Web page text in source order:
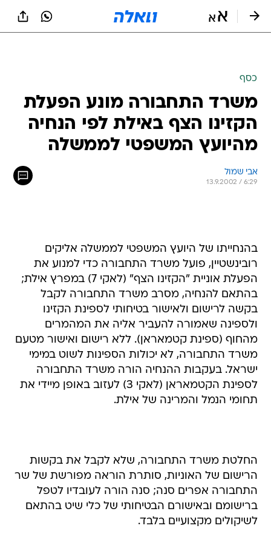
כסף
משרד התחבורה מונע הפעלת
הקזינו הצף באילת לפי הנחיה
מהיועץ המשפטי לממשלה
אבי שמול
13.9.2002 / 6:29
בהנחייתו של היועץ המשפטי לממשלה אליקים
רובינשטיין, פועל משרד התחבורה כדי למנוע את
הפעלת אוניית "הקזינו הצף" (לאקי 7) במפרץ אילת;
בהתאם להנחיה, מסרב משרד התחבורה לקבל
בקשה לרישום ולאישור בטיחותי לספינת הקזינו
ולספינה שאמורה להעביר אליה את המהמרים
מהחוף (ספינת קטמאראן). ללא רישום ואישור מטעם
משרד התחבורה, לא יכולות הספינות לשוט במימי
ישראל. בעקבות ההנחיה הורה משרד התחבורה
לספינת הקטמאראן (לאקי 3) לעזוב באופן מיידי את
תחומי הנמל והמרינה של אילת.
החלטת משרד התחבורה, שלא לקבל את בקשות
הרישום של האוניות, סותרת הוראה מפורשת של שר
התחבורה אפרים סנה; סנה הורה לעובדיו לטפל
ברישומם ובאישורם הבטיחותי של כלי שיט בהתאם
לשיקולים מקצועיים בלבד.